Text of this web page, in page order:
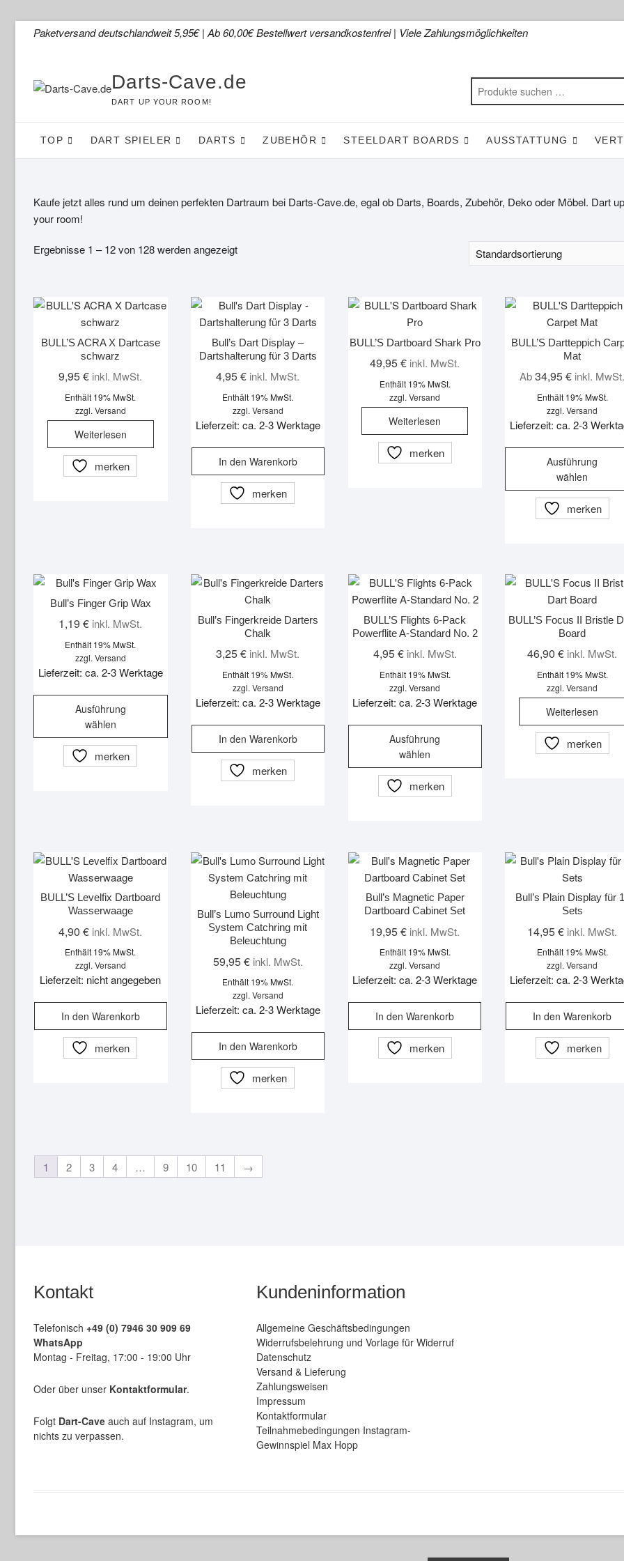
Paketversand deutschlandweit 5,95€ | Ab 60,00€ Bestellwert versandkostenfrei | Viele Zahlungsmöglichkeiten
Darts-Cave.de
DART UP YOUR ROOM!
TOP DART SPIELER DARTS ZUBEHÖR STEELDART BOARDS AUSSTATTUNG
Kaufe jetzt alles rund um deinen perfekten Dartraum bei Darts-Cave.de, egal ob Darts, Boards, Zubehör, Deko oder Möbel. Dart up
your room!
Ergebnisse 1 – 12 von 128 werden angezeigt
BULL’S ACRA X Dartcase
schwarz
9,95€ inkl. MwSt.
Enthält 19% MwSt.
zzgl. Versand
Weiterlesen
merken
Bull’s Dart Display –
Dartshalterung für 3 Darts
4,95€ inkl. MwSt.
Enthält 19% MwSt.
zzgl. Versand
Lieferzeit: ca. 2-3 Werktage
In den Warenkorb
merken
BULL’S Dartboard Shark Pro
49,95€ inkl. MwSt.
Enthält 19% MwSt.
zzgl.Versand
Weiterlesen
merken
BULL’S Dartteppich
Mat
Ab 34,95€ inkl.
Enthält 19% MwSt.
zzgl.Versand
Lieferzeit: ca. 2-3
Ausführung
wählen
merken
Bull’s Finger Grip Wax
1,19€ inkl. MwSt.
Enthält 19% MwSt.
zzgl. Versand
Lieferzeit: ca. 2-3 Werktage
Ausführung
wählen
Dieses
mehrere
Produktseite
werden
merken
Bull’s Fingerkreide Darters
Chalk
3,25€ inkl. MwSt.
Enthält 19% MwSt.
zzgl. Versand
Lieferzeit: ca. 2-3 Werktage
In den Warenkorb
merken
BULL’S Flights 6-Pack
Powerflite A-Standard No. 2
4,95€ inkl. MwSt.
Enthält 19% MwSt.
zzgl.Versand
Lieferzeit: ca. 2-3 Werktage
Ausführung
wählen
Dieses
können
merken
BULL’S Focus II Bristle
Board
46,90€ inkl. MwSt.
Enthält 19% MwSt.
zzgl.Versand
Weiterlesen
merken
BULL’S Levelfix Dartboard
Wasserwaage
4,90€ inkl. MwSt.
Enthält 19% MwSt.
zzgl. Versand
Lieferzeit: nicht angegeben
In den Warenkorb
merken
Bull’s Lumo Surround Light
System Catchring mit
Beleuchtung
59,95€ inkl. MwSt.
Enthält 19% MwSt.
zzgl. Versand
Lieferzeit: ca. 2-3 Werktage
In den Warenkorb
merken
Bull’s Magnetic Paper
Dartboard Cabinet Set
19,95€ inkl. MwSt.
Enthält 19% MwSt.
zzgl.Versand
Lieferzeit: ca. 2-3 Werktage
In den Warenkorb
merken
Bull’s Plain Display für
Sets
14,95€ inkl. MwSt.
Enthält 19% MwSt.
zzgl.Versand
Lieferzeit: ca. 2-3
In den Warenkorb
merken
1 2 3 4 … 9 10 11 →
Kontakt
Telefonisch +49 (0) 7946 30 909 69
WhatsApp
Montag - Freitag, 17:00 - 19:00 Uhr
Oder über unser Kontaktformular.
Folgt Dart-Cave auch auf Instagram, um
nichts zu verpassen.
Kundeninformation
Allgemeine Geschäftsbedingungen
Widerrufsbelehrung und Vorlage für Widerruf
Datenschutz
Versand & Lieferung
Zahlungsweisen
Impressum
Kontaktformular
Teilnahmebedingungen Instagram-
Gewinnspiel Max Hopp